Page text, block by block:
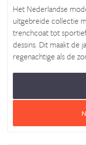
Het Nederlandse
uitgebreide collectie
trenchcoat tot
dessins. Dit maakt de
regenachtige als de